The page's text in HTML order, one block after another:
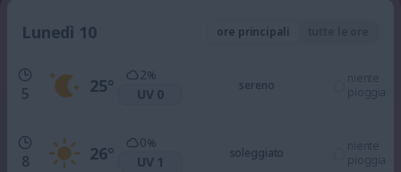
Lunedì 10 ore principali
5 25°
2%
UV 0
sereno
niente
pioggia
8 26°
0%
UV 1
soleggiato
niente
pioggia